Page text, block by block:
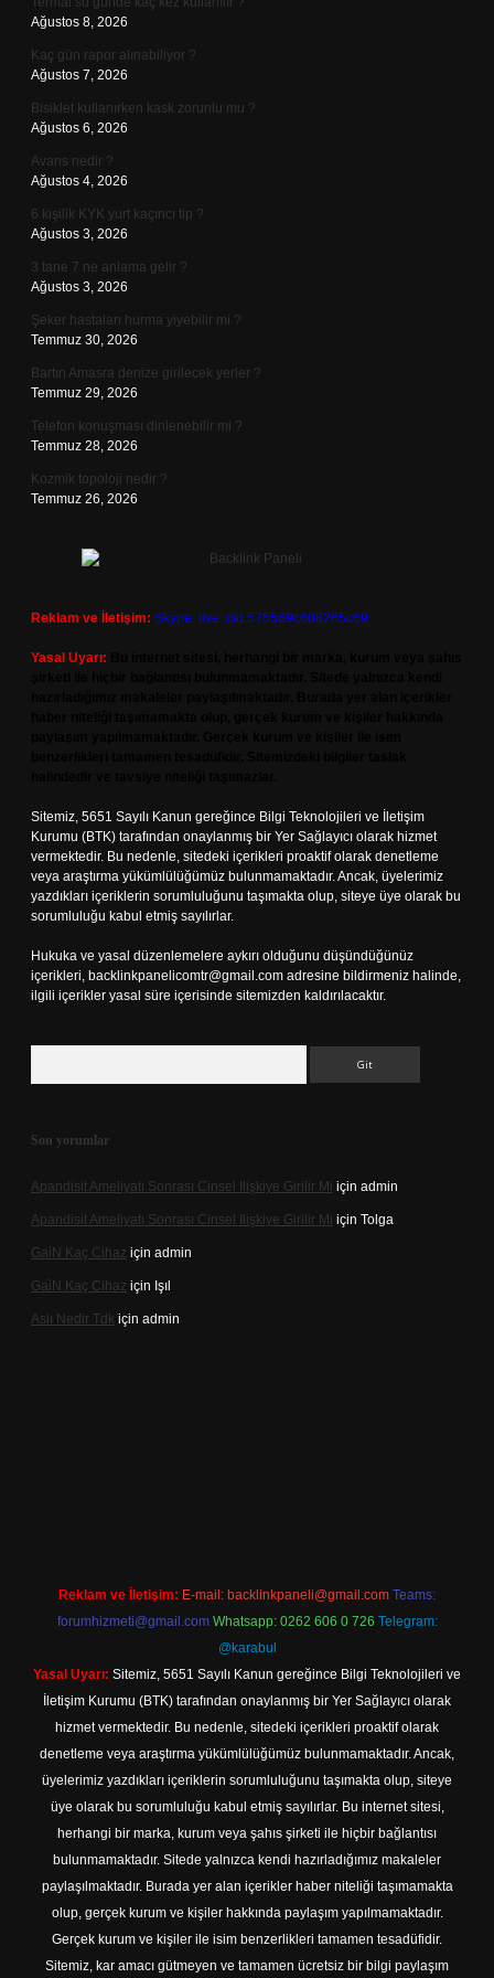
Ağustos 8, 2026
Kaç gün rapor alınabiliyor ?
Ağustos 7, 2026
Bisiklet kullanırken kask zorunlu mu ?
Ağustos 6, 2026
Avans nedir ?
Ağustos 4, 2026
6 kişilik KYK yurt kaçıncı tip ?
Ağustos 3, 2026
3 tane 7 ne anlama gelir ?
Ağustos 3, 2026
Şeker hastaları hurma yiyebilir mi ?
Temmuz 30, 2026
Bartın Amasra denize girilecek yerler ?
Temmuz 29, 2026
Telefon konuşması dinlenebilir mi ?
Temmuz 28, 2026
Kozmik topoloji nedir ?
Temmuz 26, 2026
Reklam ve İletişim: Skype: live:.cid.575569c608265c69
Yasal Uyarı:
Sitemiz, 5651 Sayılı Kanun gereğince Bilgi Teknolojileri ve İletişim
Kurumu (BTK) tarafından onaylanmış bir Yer Sağlayıcı olarak hizmet
vermektedir. Bu nedenle, sitedeki içerikleri proaktif olarak denetleme
veya araştırma yükümlülüğümüz bulunmamaktadır. Ancak, üyelerimiz
yazdıkları içeriklerin sorumluluğunu taşımakta olup, siteye üye olarak bu
sorumluluğu kabul etmiş sayılırlar.
Hukuka ve yasal düzenlemelere aykırı olduğunu düşündüğünüz
içerikleri, backlinkpanelicomtr@gmail.com adresine bildirmeniz halinde,
ilgili içerikler yasal süre içerisinde sitemizden kaldırılacaktır.
Son yorumlar
Apandisit Ameliyatı Sonrası Cinsel Ilişkiye Girilir Mi için admin
Apandisit Ameliyatı Sonrası Cinsel Ilişkiye Girilir Mi için Tolga
Gai̇N Kaç Cihaz için admin
Gai̇N Kaç Cihaz için Işıl
Aslı Nedir Tdk için admin
Reklam ve İletişim: E-mail: backlinkpaneli@gmail.com Teams:
forumhizmeti@gmail.com Whatsapp: 0262 606 0 726 Telegram:
@karabul
Yasal Uyarı: Sitemiz, 5651 Sayılı Kanun gereğince Bilgi Teknolojileri ve
İletişim Kurumu (BTK) tarafından onaylanmış bir Yer Sağlayıcı olarak
hizmet vermektedir. Bu nedenle, sitedeki içerikleri proaktif olarak
denetleme veya araştırma yükümlülüğümüz bulunmamaktadır. Ancak,
üyelerimiz yazdıkları içeriklerin sorumluluğunu taşımakta olup, siteye
üye olarak bu sorumluluğu kabul etmiş sayılırlar. Bu internet sitesi,
herhangi bir marka, kurum veya şahıs şirketi ile hiçbir bağlantısı
bulunmamaktadır. Sitede yalnızca kendi hazırladığımız makaleler
paylaşılmaktadır. Burada yer alan içerikler haber niteliği taşımamakta
olup, gerçek kurum ve kişiler hakkında paylaşım yapılmamaktadır.
Gerçek kurum ve kişiler ile isim benzerlikleri tamamen tesadüfidir.
Sitemiz, kar amacı gütmeyen ve tamamen ücretsiz bir bilgi paylaşım